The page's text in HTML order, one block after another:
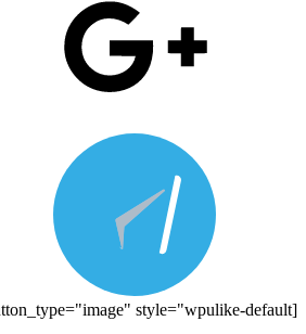
[wp_ulike button_type="image" style="wpulike-default"]